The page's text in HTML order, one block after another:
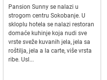
Pansion Sunny se nalazi u
strogom centru Sokobanje. U
skloplu hotela se nalazi restoran
domaće kuhinje koja nudi sve
vrste sveže kuvanih jela, jela sa
roštilja, jela a la carte, više vrsta
ribe. Usl...